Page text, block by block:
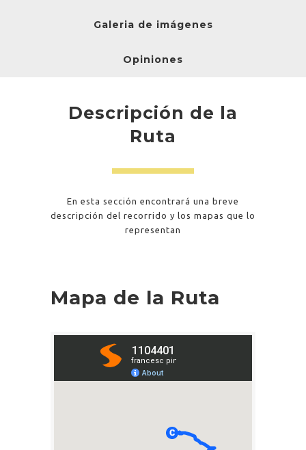
Galeria de imágenes
Opiniones
Descripción de la
Ruta
En esta sección encontrará una breve
descripción del recorrido y los mapas que lo
representan
Mapa de la Ruta